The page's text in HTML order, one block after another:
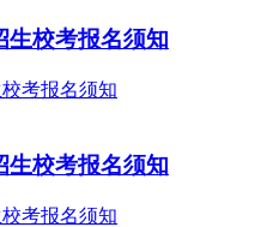
生校考报名须知
生校考报名须知